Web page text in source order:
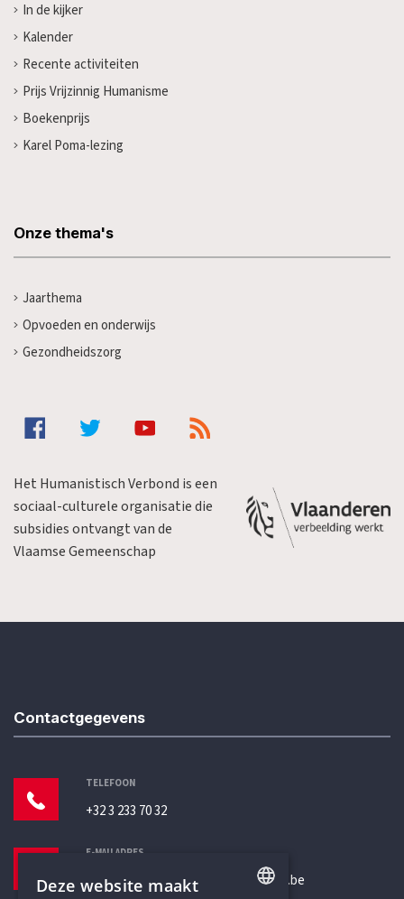
In de kijker
Kalender
Recente activiteiten
Prijs Vrijzinnig Humanisme
Boekenprijs
Karel Poma-lezing
Onze thema's
Jaarthema
Opvoeden en onderwijs
Gezondheidszorg
Het Humanistisch Verbond is een
sociaal-culturele organisatie die
subsidies ontvangt van de
Vlaamse Gemeenschap
Contactgegevens
TELEFOON
+32 3 233 70 32
E-MAILADRES
secretariaat@humanistischverbond.be
Deze website maakt